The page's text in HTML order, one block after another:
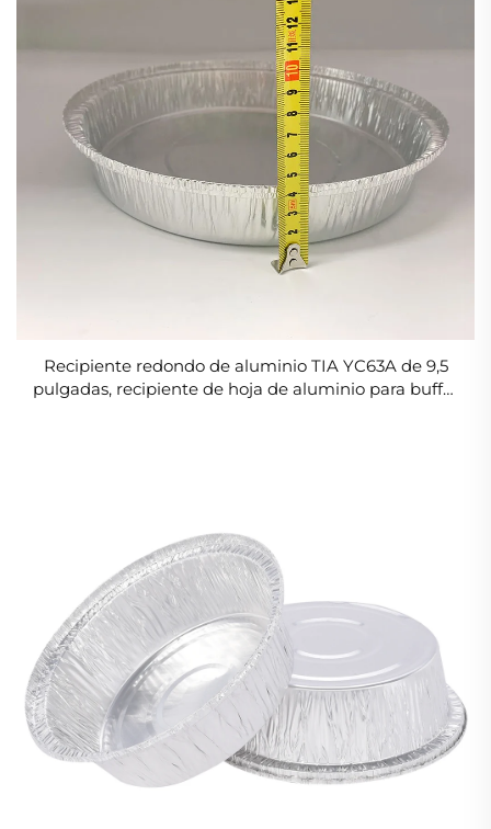
Recipiente redondo de aluminio TIA YC63A de 9,5
pulgadas, recipiente de hoja de aluminio para buffet